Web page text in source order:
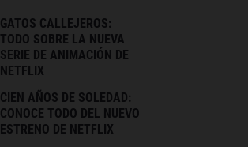
GATOS CALLEJEROS:
TODO SOBRE LA NUEVA
SERIE DE ANIMACIÓN DE
NETFLIX
CIEN AÑOS DE SOLEDAD:
CONOCE TODO DEL NUEVO
ESTRENO DE NETFLIX